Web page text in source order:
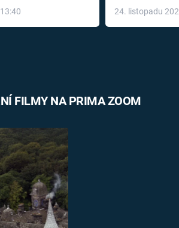
léky
24. listopadu
FILMY NA PRIMA ZOOM